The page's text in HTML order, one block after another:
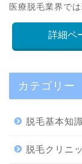
医療脱毛業界で
詳細ペ
カテゴリー
脱毛基本知
脱毛クリニ